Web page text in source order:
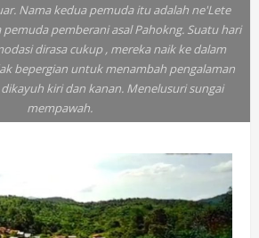
Nama kedua pemuda itu adalah ne'Lete
pemuda pemberani asal Pahokng. Suatu hari
dirasa cukup , mereka naik ke dalam
bepergian untuk menambah pengalaman
kiri dan kanan. Menelusuri sungai
mempawah.